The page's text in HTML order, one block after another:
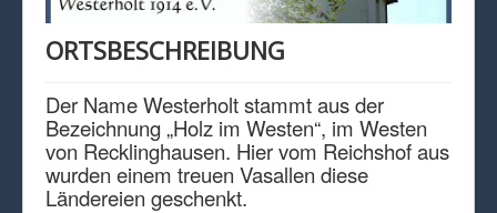
DATENSCHUTZ
ORTSBESCHREIBUNG
Der Name Westerholt stammt aus der
Bezeichnung „Holz im Westen“, im Westen
von Recklinghausen. Hier vom Reichshof aus
wurden einem treuen Vasallen diese
Ländereien geschenkt.